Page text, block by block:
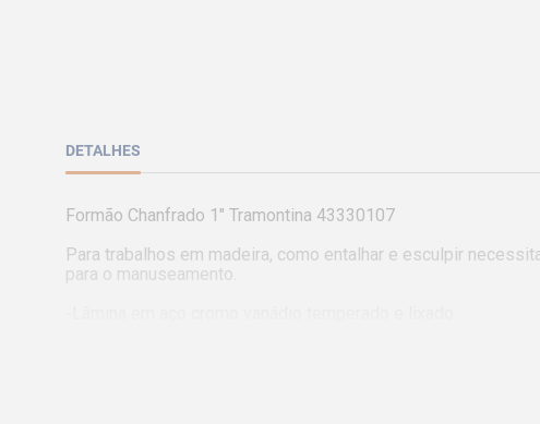
DETALHES
Formão Chanfrado 1" Tramontina 43330107
Para trabalhos em madeira, como entalhar e esculpir
para o manuseamento.
-As ferramentas são submetidas a testes de aplicação
-É aplicada uma camada de verniz ou pintura anti corrosiva